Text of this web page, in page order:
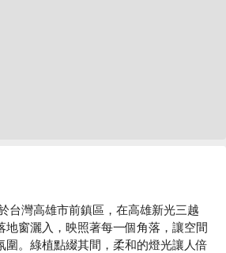
台灣高雄市前鎮區，在高雄新光三越
地窗灑入，映照著每一個角落，讓空間
圍。綠植點綴其間，柔和的燈光讓人倍